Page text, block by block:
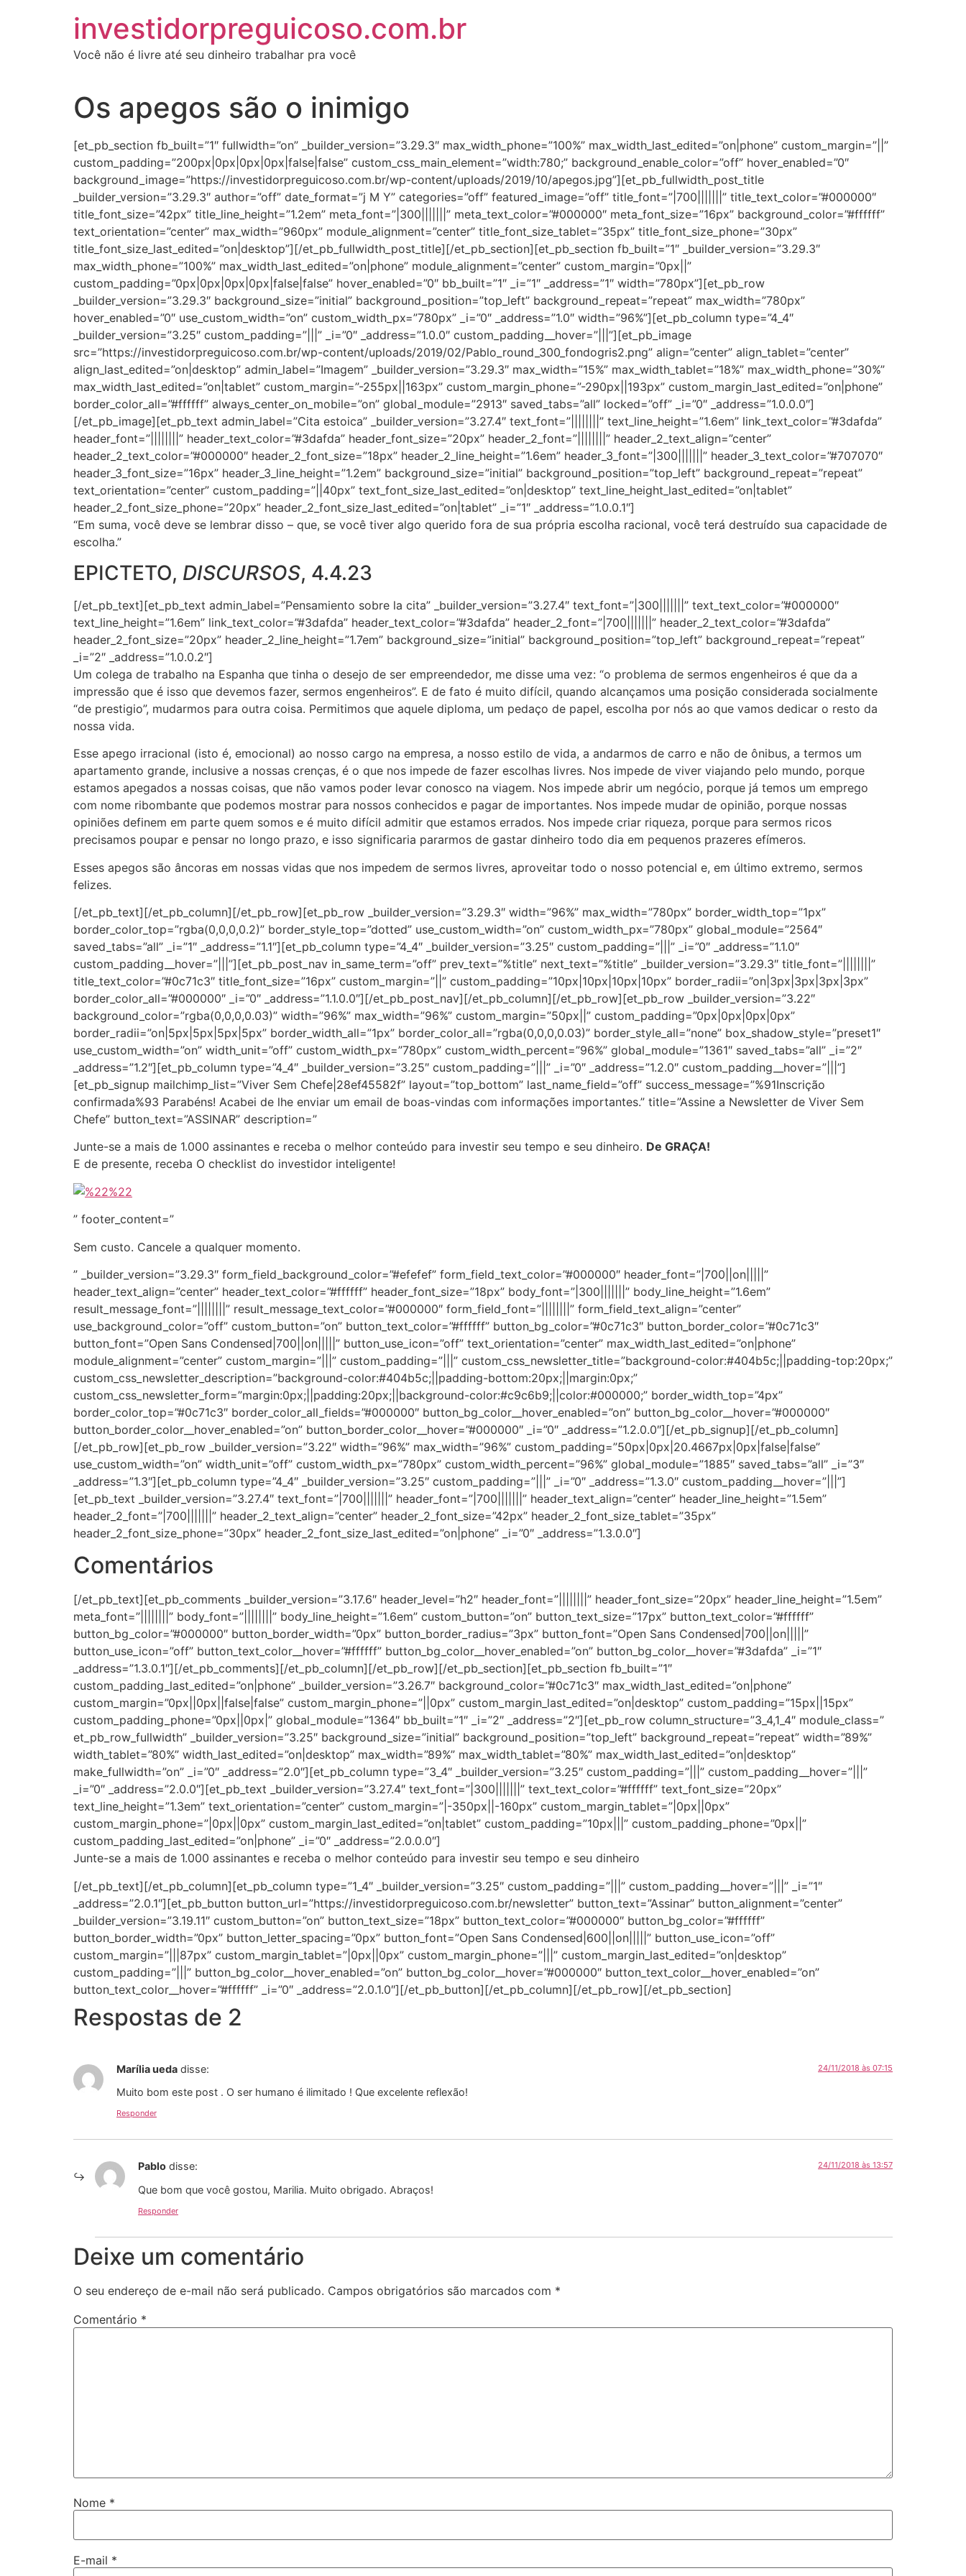
investidorpreguicoso.com.br
Você não é livre até seu dinheiro trabalhar pra você
Os apegos são o inimigo
[et_pb_section fb_built=”1″ fullwidth=”on” _builder_version=”3.29.3″ max_width_phone=”100%” max_width_last_edited=”on|phone” custom_margin=”||”
custom_padding=”200px|0px|0px|0px|false|false” custom_css_main_element=”width:780;” background_enable_color=”off” hover_enabled=”0″
background_image=”https://investidorpreguicoso.com.br/wp-content/uploads/2019/10/apegos.jpg”][et_pb_fullwidth_post_title
_builder_version=”3.29.3″ author=”off” date_format=”j M Y” categories=”off” featured_image=”off” title_font=”|700|||||||” title_text_color=”#000000″
title_font_size=”42px” title_line_height=”1.2em” meta_font=”|300|||||||” meta_text_color=”#000000″ meta_font_size=”16px” background_color=”#ffffff”
text_orientation=”center” max_width=”960px” module_alignment=”center” title_font_size_tablet=”35px” title_font_size_phone=”30px”
title_font_size_last_edited=”on|desktop”][/et_pb_fullwidth_post_title][/et_pb_section][et_pb_section fb_built=”1″ _builder_version=”3.29.3″
max_width_phone=”100%” max_width_last_edited=”on|phone” module_alignment=”center” custom_margin=”0px||”
custom_padding=”0px|0px|0px|0px|false|false” hover_enabled=”0″ bb_built=”1″ _i=”1″ _address=”1″ width=”780px”][et_pb_row
_builder_version=”3.29.3″ background_size=”initial” background_position=”top_left” background_repeat=”repeat” max_width=”780px”
hover_enabled=”0″ use_custom_width=”on” custom_width_px=”780px” _i=”0″ _address=”1.0″ width=”96%”][et_pb_column type=”4_4″
_builder_version=”3.25″ custom_padding=”|||” _i=”0″ _address=”1.0.0″ custom_padding__hover=”|||”][et_pb_image
src=”https://investidorpreguicoso.com.br/wp-content/uploads/2019/02/Pablo_round_300_fondogris2.png” align=”center” align_tablet=”center”
align_last_edited=”on|desktop” admin_label=”Imagem” _builder_version=”3.29.3″ max_width=”15%” max_width_tablet=”18%” max_width_phone=”30%”
max_width_last_edited=”on|tablet” custom_margin=”-255px||163px” custom_margin_phone=”-290px||193px” custom_margin_last_edited=”on|phone”
border_color_all=”#ffffff” always_center_on_mobile=”on” global_module=”2913″ saved_tabs=”all” locked=”off” _i=”0″ _address=”1.0.0.0″]
[/et_pb_image][et_pb_text admin_label=”Cita estoica” _builder_version=”3.27.4″ text_font=”||||||||” text_line_height=”1.6em” link_text_color=”#3dafda”
header_font=”||||||||” header_text_color=”#3dafda” header_font_size=”20px” header_2_font=”||||||||” header_2_text_align=”center”
header_2_text_color=”#000000″ header_2_font_size=”18px” header_2_line_height=”1.6em” header_3_font=”|300|||||||” header_3_text_color=”#707070″
header_3_font_size=”16px” header_3_line_height=”1.2em” background_size=”initial” background_position=”top_left” background_repeat=”repeat”
text_orientation=”center” custom_padding=”||40px” text_font_size_last_edited=”on|desktop” text_line_height_last_edited=”on|tablet”
header_2_font_size_phone=”20px” header_2_font_size_last_edited=”on|tablet” _i=”1″ _address=”1.0.0.1″]
“Em suma, você deve se lembrar disso – que, se você tiver algo querido fora de sua própria escolha racional, você terá destruído sua capacidade de
escolha.”
EPICTETO, DISCURSOS, 4.4.23
[/et_pb_text][et_pb_text admin_label=”Pensamiento sobre la cita” _builder_version=”3.27.4″ text_font=”|300|||||||” text_text_color=”#000000″
text_line_height=”1.6em” link_text_color=”#3dafda” header_text_color=”#3dafda” header_2_font=”|700|||||||” header_2_text_color=”#3dafda”
header_2_font_size=”20px” header_2_line_height=”1.7em” background_size=”initial” background_position=”top_left” background_repeat=”repeat”
_i=”2″ _address=”1.0.0.2″]
Um colega de trabalho na Espanha que tinha o desejo de ser empreendedor, me disse uma vez: “o problema de sermos engenheiros é que da a
impressão que é isso que devemos fazer, sermos engenheiros”. E de fato é muito difícil, quando alcançamos uma posição considerada socialmente
“de prestigio”, mudarmos para outra coisa. Permitimos que aquele diploma, um pedaço de papel, escolha por nós ao que vamos dedicar o resto da
nossa vida.
Esse apego irracional (isto é, emocional) ao nosso cargo na empresa, a nosso estilo de vida, a andarmos de carro e não de ônibus, a termos um
apartamento grande, inclusive a nossas crenças, é o que nos impede de fazer escolhas livres. Nos impede de viver viajando pelo mundo, porque
estamos apegados a nossas coisas, que não vamos poder levar conosco na viagem. Nos impede abrir um negócio, porque já temos um emprego
com nome ribombante que podemos mostrar para nossos conhecidos e pagar de importantes. Nos impede mudar de opinião, porque nossas
opiniões definem em parte quem somos e é muito difícil admitir que estamos errados. Nos impede criar riqueza, porque para sermos ricos
precisamos poupar e pensar no longo prazo, e isso significaria pararmos de gastar dinheiro todo dia em pequenos prazeres efímeros.
Esses apegos são âncoras em nossas vidas que nos impedem de sermos livres, aproveitar todo o nosso potencial e, em último extremo, sermos
felizes.
[/et_pb_text][/et_pb_column][/et_pb_row][et_pb_row _builder_version=”3.29.3″ width=”96%” max_width=”780px” border_width_top=”1px”
border_color_top=”rgba(0,0,0,0.2)” border_style_top=”dotted” use_custom_width=”on” custom_width_px=”780px” global_module=”2564″
saved_tabs=”all” _i=”1″ _address=”1.1″][et_pb_column type=”4_4″ _builder_version=”3.25″ custom_padding=”|||” _i=”0″ _address=”1.1.0″
custom_padding__hover=”|||”][et_pb_post_nav in_same_term=”off” prev_text=”%title” next_text=”%title” _builder_version=”3.29.3″ title_font=”||||||||”
title_text_color=”#0c71c3″ title_font_size=”16px” custom_margin=”||” custom_padding=”10px|10px|10px|10px” border_radii=”on|3px|3px|3px|3px”
border_color_all=”#000000″ _i=”0″ _address=”1.1.0.0″][/et_pb_post_nav][/et_pb_column][/et_pb_row][et_pb_row _builder_version=”3.22″
background_color=”rgba(0,0,0,0.03)” width=”96%” max_width=”96%” custom_margin=”50px||” custom_padding=”0px|0px|0px|0px”
border_radii=”on|5px|5px|5px|5px” border_width_all=”1px” border_color_all=”rgba(0,0,0,0.03)” border_style_all=”none” box_shadow_style=”preset1″
use_custom_width=”on” width_unit=”off” custom_width_px=”780px” custom_width_percent=”96%” global_module=”1361″ saved_tabs=”all” _i=”2″
_address=”1.2″][et_pb_column type=”4_4″ _builder_version=”3.25″ custom_padding=”|||” _i=”0″ _address=”1.2.0″ custom_padding__hover=”|||”]
[et_pb_signup mailchimp_list=”Viver Sem Chefe|28ef45582f” layout=”top_bottom” last_name_field=”off” success_message=”%91Inscrição
confirmada%93 Parabéns! Acabei de lhe enviar um email de boas-vindas com informações importantes.” title=”Assine a Newsletter de Viver Sem
Chefe” button_text=”ASSINAR” description=”
Junte-se a mais de 1.000 assinantes e receba o melhor conteúdo para investir seu tempo e seu dinheiro. De GRAÇA!
E de presente, receba O checklist do investidor inteligente!
” footer_content=”
Sem custo. Cancele a qualquer momento.
” _builder_version=”3.29.3″ form_field_background_color=”#efefef” form_field_text_color=”#000000″ header_font=”|700||on|||||”
header_text_align=”center” header_text_color=”#ffffff” header_font_size=”18px” body_font=”|300|||||||” body_line_height=”1.6em”
result_message_font=”||||||||” result_message_text_color=”#000000″ form_field_font=”||||||||” form_field_text_align=”center”
use_background_color=”off” custom_button=”on” button_text_color=”#ffffff” button_bg_color=”#0c71c3″ button_border_color=”#0c71c3″
button_font=”Open Sans Condensed|700||on|||||” button_use_icon=”off” text_orientation=”center” max_width_last_edited=”on|phone”
module_alignment=”center” custom_margin=”|||” custom_padding=”|||” custom_css_newsletter_title=”background-color:#404b5c;||padding-top:20px;”
custom_css_newsletter_description=”background-color:#404b5c;||padding-bottom:20px;||margin:0px;”
custom_css_newsletter_form=”margin:0px;||padding:20px;||background-color:#c9c6b9;||color:#000000;” border_width_top=”4px”
border_color_top=”#0c71c3″ border_color_all_fields=”#000000″ button_bg_color__hover_enabled=”on” button_bg_color__hover=”#000000″
button_border_color__hover_enabled=”on” button_border_color__hover=”#000000″ _i=”0″ _address=”1.2.0.0″][/et_pb_signup][/et_pb_column]
[/et_pb_row][et_pb_row _builder_version=”3.22″ width=”96%” max_width=”96%” custom_padding=”50px|0px|20.4667px|0px|false|false”
use_custom_width=”on” width_unit=”off” custom_width_px=”780px” custom_width_percent=”96%” global_module=”1885″ saved_tabs=”all” _i=”3″
_address=”1.3″][et_pb_column type=”4_4″ _builder_version=”3.25″ custom_padding=”|||” _i=”0″ _address=”1.3.0″ custom_padding__hover=”|||”]
[et_pb_text _builder_version=”3.27.4″ text_font=”|700|||||||” header_font=”|700|||||||” header_text_align=”center” header_line_height=”1.5em”
header_2_font=”|700|||||||” header_2_text_align=”center” header_2_font_size=”42px” header_2_font_size_tablet=”35px”
header_2_font_size_phone=”30px” header_2_font_size_last_edited=”on|phone” _i=”0″ _address=”1.3.0.0″]
Comentários
[/et_pb_text][et_pb_comments _builder_version=”3.17.6″ header_level=”h2″ header_font=”||||||||” header_font_size=”20px” header_line_height=”1.5em”
meta_font=”||||||||” body_font=”||||||||” body_line_height=”1.6em” custom_button=”on” button_text_size=”17px” button_text_color=”#ffffff”
button_bg_color=”#000000″ button_border_width=”0px” button_border_radius=”3px” button_font=”Open Sans Condensed|700||on|||||”
button_use_icon=”off” button_text_color__hover=”#ffffff” button_bg_color__hover_enabled=”on” button_bg_color__hover=”#3dafda” _i=”1″
_address=”1.3.0.1″][/et_pb_comments][/et_pb_column][/et_pb_row][/et_pb_section][et_pb_section fb_built=”1″
custom_padding_last_edited=”on|phone” _builder_version=”3.26.7″ background_color=”#0c71c3″ max_width_last_edited=”on|phone”
custom_margin=”0px||0px||false|false” custom_margin_phone=”||0px” custom_margin_last_edited=”on|desktop” custom_padding=”15px||15px”
custom_padding_phone=”0px||0px|” global_module=”1364″ bb_built=”1″ _i=”2″ _address=”2″][et_pb_row column_structure=”3_4,1_4″ module_class=”
et_pb_row_fullwidth” _builder_version=”3.25″ background_size=”initial” background_position=”top_left” background_repeat=”repeat” width=”89%”
width_tablet=”80%” width_last_edited=”on|desktop” max_width=”89%” max_width_tablet=”80%” max_width_last_edited=”on|desktop”
make_fullwidth=”on” _i=”0″ _address=”2.0″][et_pb_column type=”3_4″ _builder_version=”3.25″ custom_padding=”|||” custom_padding__hover=”|||”
_i=”0″ _address=”2.0.0″][et_pb_text _builder_version=”3.27.4″ text_font=”|300|||||||” text_text_color=”#ffffff” text_font_size=”20px”
text_line_height=”1.3em” text_orientation=”center” custom_margin=”|-350px||-160px” custom_margin_tablet=”|0px||0px”
custom_margin_phone=”|0px||0px” custom_margin_last_edited=”on|tablet” custom_padding=”10px|||” custom_padding_phone=”0px||”
custom_padding_last_edited=”on|phone” _i=”0″ _address=”2.0.0.0″]
Junte-se a mais de 1.000 assinantes e receba o melhor conteúdo para investir seu tempo e seu dinheiro
[/et_pb_text][/et_pb_column][et_pb_column type=”1_4″ _builder_version=”3.25″ custom_padding=”|||” custom_padding__hover=”|||” _i=”1″
_address=”2.0.1″][et_pb_button button_url=”https://investidorpreguicoso.com.br/newsletter” button_text=”Assinar” button_alignment=”center”
_builder_version=”3.19.11″ custom_button=”on” button_text_size=”18px” button_text_color=”#000000″ button_bg_color=”#ffffff”
button_border_width=”0px” button_letter_spacing=”0px” button_font=”Open Sans Condensed|600||on|||||” button_use_icon=”off”
custom_margin=”|||87px” custom_margin_tablet=”|0px||0px” custom_margin_phone=”|||” custom_margin_last_edited=”on|desktop”
custom_padding=”|||” button_bg_color__hover_enabled=”on” button_bg_color__hover=”#000000″ button_text_color__hover_enabled=”on”
button_text_color__hover=”#ffffff” _i=”0″ _address=”2.0.1.0″][/et_pb_button][/et_pb_column][/et_pb_row][/et_pb_section]
Respostas de 2
Marília ueda disse: 24/11/2018 às 07:15
Muito bom este post . O ser humano é ilimitado ! Que excelente reflexão!
Responder
Pablo disse: 24/11/2018 às 13:57
Que bom que você gostou, Marilia. Muito obrigado. Abraços!
Responder
Deixe um comentário
O seu endereço de e-mail não será publicado. Campos obrigatórios são marcados com *
Comentário *
Nome *
E-mail *